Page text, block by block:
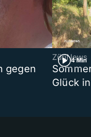
gegen
4 Min
ZüriNews
Glück